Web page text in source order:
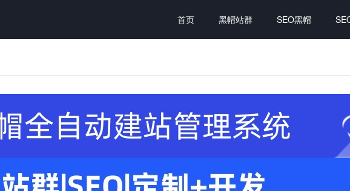
首页 黑帽站群 SEO黑帽